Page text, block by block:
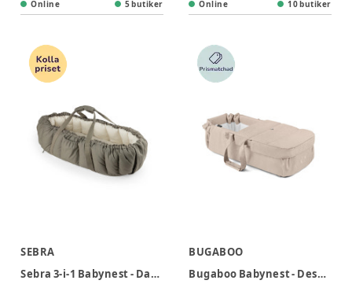
Online 5 butiker Online 10 butiker
SEBRA
Sebra 3-i-1 Babynest - Dark Olive
BUGABOO
Bugaboo Babynest - Desert Taupe